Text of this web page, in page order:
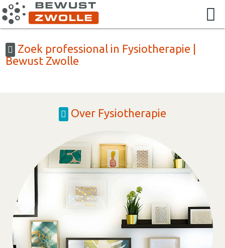
Zoek professional in Fysiotherapie |
Bewust Zwolle
Over Fysiotherapie